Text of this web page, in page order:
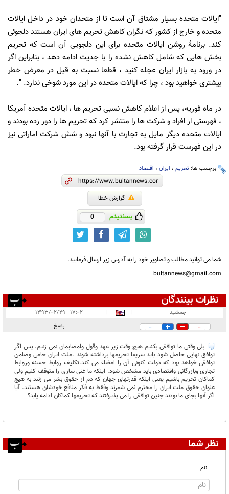
"ایالات متحده بسیار مشتاق آن است تا از متحدان خود در داخل ایالات
متحده و خارج از کشور که نگران کاهش تحریم های ایران هستند دلجوئی
کند. برنامۀ روشن ایالات متحده برای این دلجویی آن است که تحریم
بخش هایی که شامل کاهش نشده را با جدیت ادامه دهد ، بنابراین اگر
در ورود به بازار ایران عجله کنید ، قطعا نسبت به قبل در معرض خطر
بیشتری خواهید بود ، چرا که ایالات متحده در این مورد شوخی ندارد. ".
در ماه فوریه، پس از اعلام کاهش نسبی تحریم ها ، ایالات متحده آمریکا
، فهرستی از افراد و شرکت ها را منتشر کرد که تحریم ها را دور زده بودند و
ایالات متحده دیگر مایل به تجارت با آنها نبود و شش شرکت اماراتی نیز
در این فهرست قرار گرفته بود.
برچسب ها: تحریم ، ایران ، اقتصاد
گزارش خطا
پسندیدم 0
شما می توانید مطالب و تصاویر خود را به آدرس زیر ارسال فرمایید.
bultannews@gmail.com
نظرات بینندگان
در انتظار بررسی:
جمشید |
|
۱۷:۰۲ - ۱۳۹۳/۰۲/۲۹
0
0 پاسخ
بلی وقتی ما توافقی بکنیم هیچ وقت زیر عهد وقول وامضایمان نمی زنیم. پس اگر
توافق نهایی حاصل شود باید سریعا تحریمها برداشته شوند .ملت ایران حامی وضامن
توافقی خواهد بود که دولت کنونی آن را امضاء می کند.تکلیف روابط حسنه وروابط
تجاری وبازرگانی واقتصادی باید مشخص شود. اینکه ما غنی سازی را متوقف کنیم ولی
کماکان تحریم باشیم یعنی اینکه قدرتهای جهان که دم از حقوق بشر می زنند به هیچ
عنوان حقوق ملت ایران را محترم نمی شمرند وفقط به فکر منافع خودشان هستند. آیا
اگر آنها بجای ما بودند چنین توافقی را می پذیرفتند که تحریمها کماکان ادامه یابد؟
نظر شما
نام